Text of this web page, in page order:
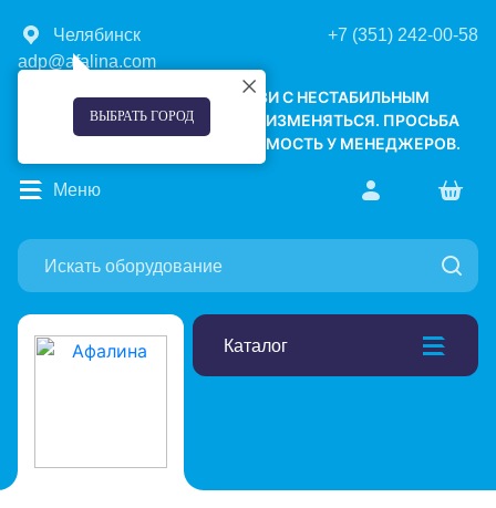
Челябинск
ВЫБРАТЬ ГОРОД
+7 (351) 242-00-58
adp@afalina.com
УВАЖАЕМЫЕ КЛИЕНТЫ! В СВЯЗИ С НЕСТАБИЛЬНЫМ
КУРСОМ ВАЛЮТ, ЦЕНЫ МОГУТ ИЗМЕНЯТЬСЯ. ПРОСЬБА
УТОЧНЯТЬ АКТУАЛЬНУЮ СТОИМОСТЬ У МЕНЕДЖЕРОВ.
Каталог
Меню